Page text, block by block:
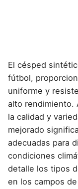
El césped
fútbol,
uniforme y
alto rendimiento.
la calidad y
mejorado
adecuadas para
condiciones
detalle los tipos
en los campos